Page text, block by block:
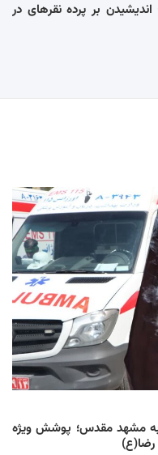
بر پرده نقرهای در
به مشهد مقدس؛ پوشش ویژه
رضا(ع)